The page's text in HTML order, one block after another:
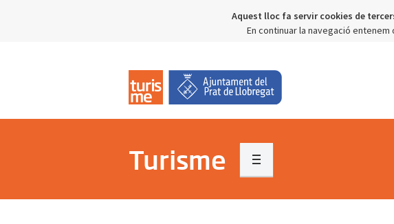
Aquest lloc fa servir cookies de
En continuar la navegació
Turisme